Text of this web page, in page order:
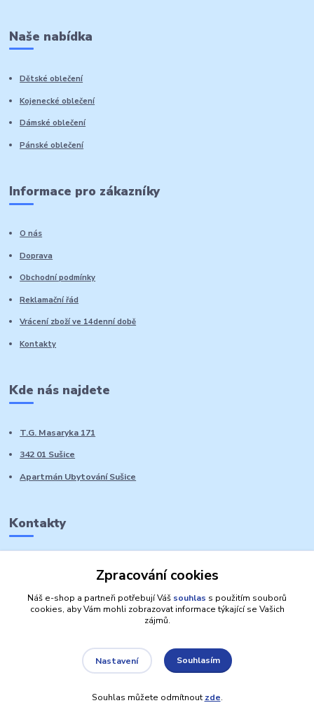
Naše nabídka
Dětské oblečení
Kojenecké oblečení
Dámské oblečení
Pánské oblečení
Informace pro zákazníky
O nás
Doprava
Obchodní podmínky
Reklamační řád
Vrácení zboží ve 14denní době
Kontakty
Kde nás najdete
T.G. Masaryka 171
342 01 Sušice
Apartmán Ubytování Sušice
Kontakty
Zpracování cookies
Náš e-shop a partneři potřebují Váš souhlas s použitím souborů
cookies, aby Vám mohli zobrazovat informace týkající se Vašich
zájmů.
Nastavení Souhlasím
Souhlas můžete odmítnout zde.